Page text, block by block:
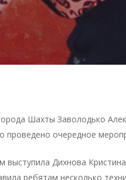
Шахты Заволодько
очередное
Дихнова
ребятам несколько